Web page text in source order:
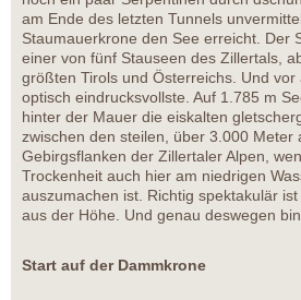
am Ende des letzten Tunnels
Staumauerkrone den See erreicht. Der
einer von fünf Stauseen des Zillertals,
größten Tirols und Österreichs. Und vor
optisch eindrucksvollste. Auf 1.785 m
hinter der Mauer die eiskalten
zwischen den steilen, über 3.000 Meter
Gebirgsflanken der Zillertaler Alpen,
Trockenheit auch hier am niedrigen
auszumachen ist. Richtig spektakulär
aus der Höhe. Und genau deswegen
Start auf der Dammkrone